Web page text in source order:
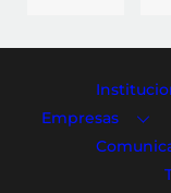
Empresas